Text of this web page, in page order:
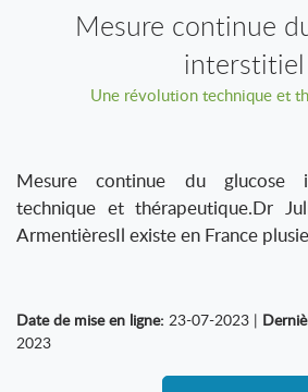
Mesure continue
interstitiel
Une révolution technique et
Mesure continue du glucose
technique et thérapeutique.Dr
ArmentièresIl existe en France
Date de mise en ligne: 23-07-2023 |
2023